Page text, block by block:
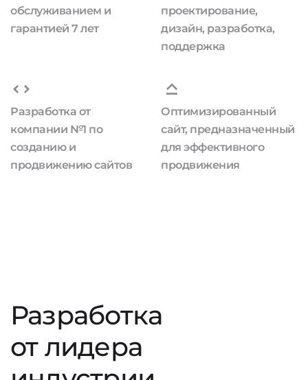
обслуживанием и
гарантией 7 лет
проектирование,
дизайн, разработка,
поддержка
Разработка от
компании №1 по
созданию и
продвижению сайтов
Оптимизированный
сайт, предназначенный
для эффективного
продвижения
Разработка
от лидера